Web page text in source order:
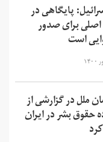
پایگاهی در
برای صدور
است
ملل در گزارشی از
بشر در ایران